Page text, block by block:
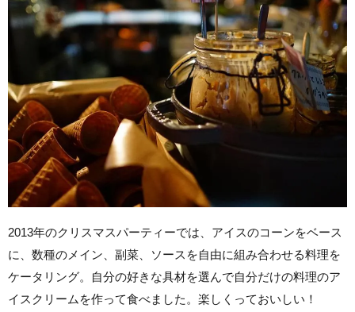
2013年のクリスマスパーティーでは、アイスのコーンをベース
に、数種のメイン、副菜、ソースを自由に組み合わせる料理を
ケータリング。自分の好きな具材を選んで自分だけの料理のア
イスクリームを作って食べました。楽しくっておいしい！